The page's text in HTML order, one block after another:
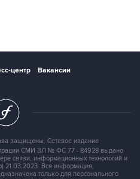
центр
Вакансии
защищены. Сетевое издание
СМИ ЭЛ № ФС 77 - 84928 выдано
связи, информационных технологий и
21.03.2023. Вся информация,
только для персонального